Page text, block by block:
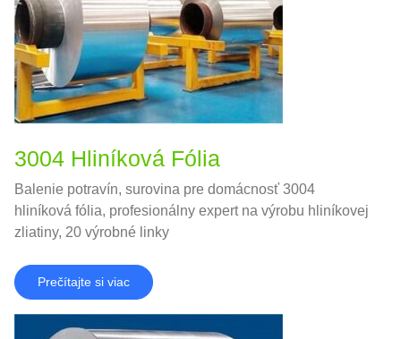
3004 Hliníková Fólia
Balenie potravín, surovina pre domácnosť 3004
hliníková fólia, profesionálny expert na výrobu hliníkovej
zliatiny, 20 výrobné linky
Prečítajte si viac